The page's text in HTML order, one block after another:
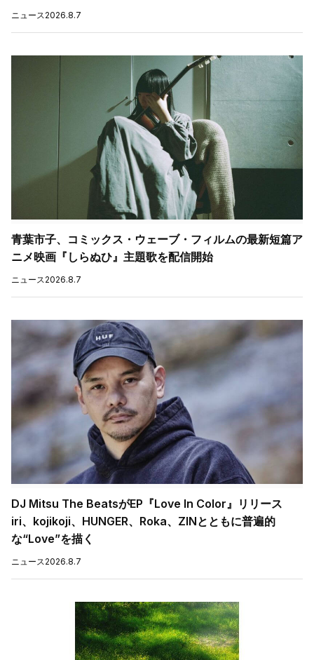
ニュース 2026.8.7
青葉市子、コミックス・ウェーブ・フィルムの最新短篇ア
ニメ映画『しらぬひ』主題歌を配信開始
ニュース 2026.8.7
DJ Mitsu The BeatsがEP『Love In Color』リリース
iri、kojikoji、HUNGER、Roka、ZINとともに普遍的
な“Love”を描く
ニュース 2026.8.7